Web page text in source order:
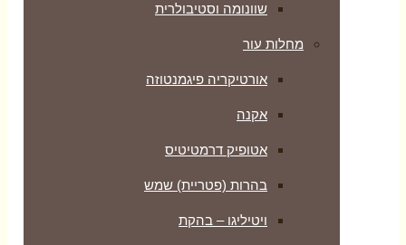
שוונומה וסטיבולרית
מחלות עור
אורטיקריה פיגמנטוזה
אקנה
אטופיק דרמטיטיס
בהרות (פטריית) שמש
ויטיליגו – בהקת